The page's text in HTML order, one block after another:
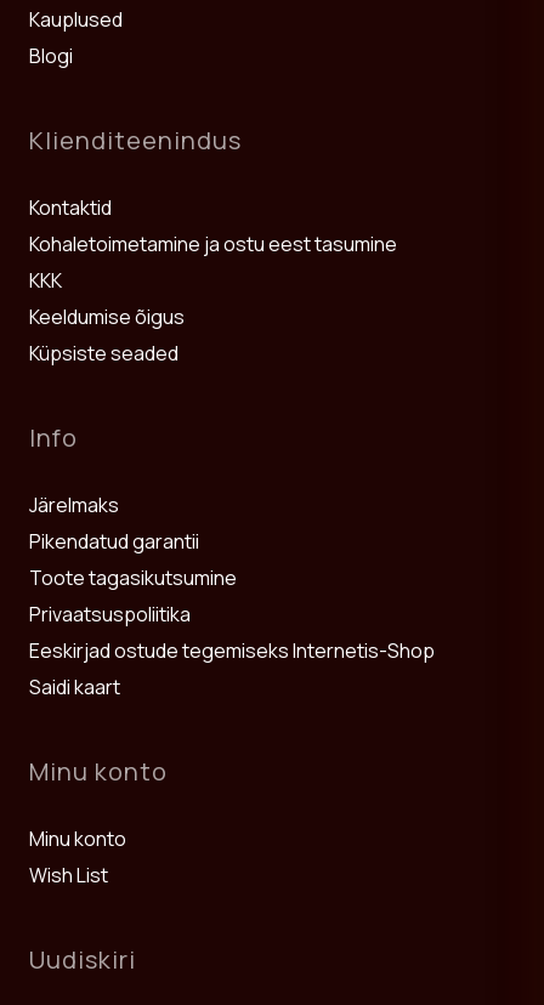
Kauplused
Blogi
Klienditeenindus
Kontaktid
Kohaletoimetamine ja ostu eest tasumine
KKK
Keeldumise õigus
Küpsiste seaded
Info
Järelmaks
Pikendatud garantii
Toote tagasikutsumine
Privaatsuspoliitika
Eeskirjad ostude tegemiseks Internetis-Shop
Saidi kaart
Minu konto
Minu konto
Wish List
Uudiskiri